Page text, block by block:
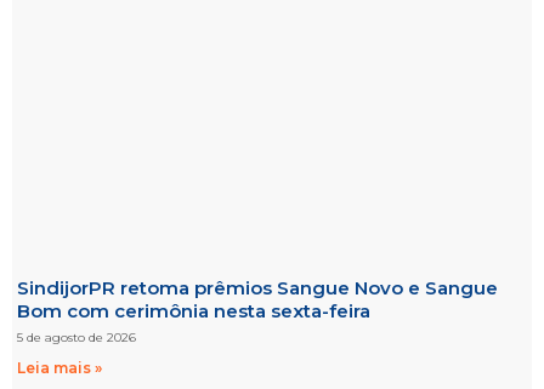
SindijorPR retoma prêmios Sangue Novo e Sangue
Bom com cerimônia nesta sexta-feira
5 de agosto de 2026
Leia mais »